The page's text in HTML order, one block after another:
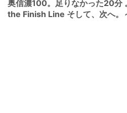
奥信濃100。足りなかった20分
the Finish Line そして、次へ。